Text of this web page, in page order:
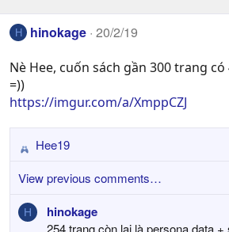
H hinokage 20/2/19
Nè Hee, cuốn sách gần 300 trang
=))
https://imgur.com/a/XmppCZJ
R
a
c
t
Hee19
View previous comments…
H hinokage